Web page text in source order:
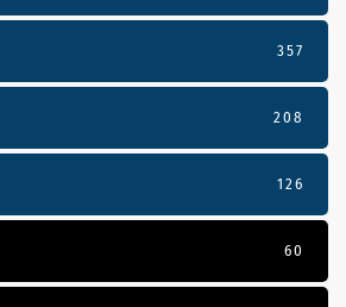
357
208
126
60